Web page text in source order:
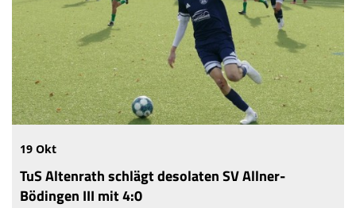
19 Okt
TuS Altenrath schlägt desolaten SV Allner-
Bödingen III mit 4:0